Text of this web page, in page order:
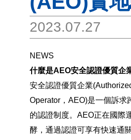
2023.07.27
NEWS
什麼是AEO安全認證優質企
安全認證優質企業
Operator，AEO)是一個訴求
的認證制度。AEO正在國際
酵，通過認證可享有快速通